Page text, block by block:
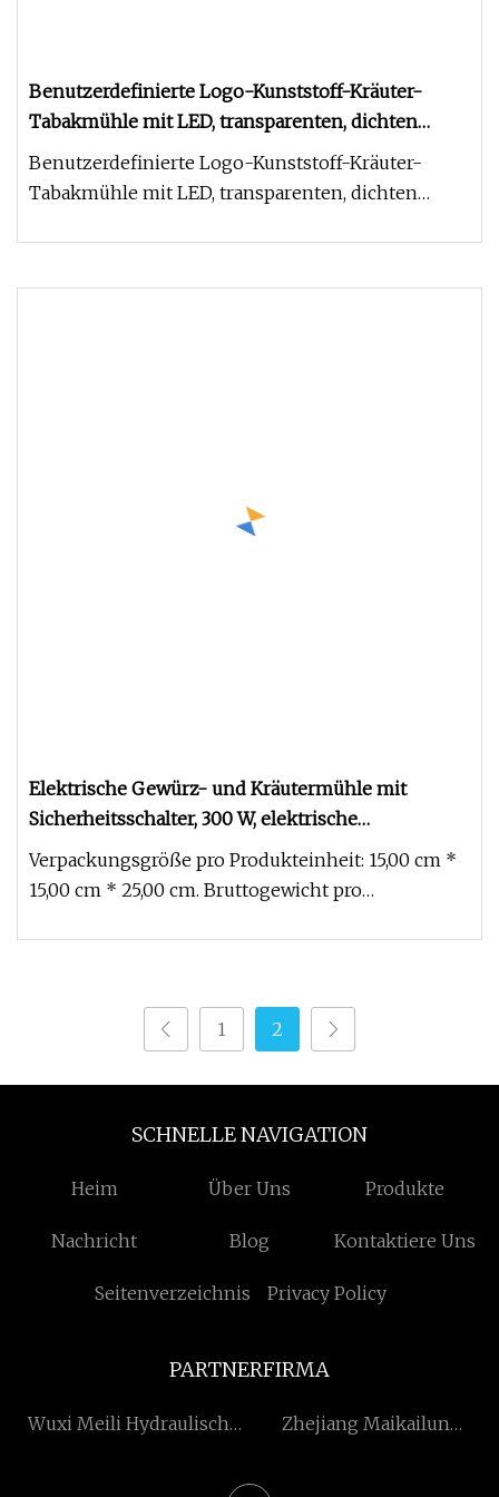
Benutzerdefinierte Logo-Kunststoff-Kräuter-
Tabakmühle mit LED, transparenten, dichten
Acryl-Aufbewahrungslupen für Kräuter
Benutzerdefinierte Logo-Kunststoff-Kräuter-
Tabakmühle mit LED, transparenten, dichten
Elektrische Gewürz- und Kräutermühle mit
Sicherheitsschalter, 300 W, elektrische
Kaffeemühle mit Doppeldeckel, Schüssel und
Messer aus Edelstahl
Verpackungsgröße pro Produkteinheit: 15,00 cm *
15,00 cm * 25,00 cm. Bruttogewicht pro
1 2
SCHNELLE NAVIGATION
Heim Über Uns Produkte
Nachricht Blog Kontaktiere Uns
Seitenverzeichnis Privacy Policy
PARTNERFIRMA
Wuxi Meili Hydraulische
Zhejiang Maikailun